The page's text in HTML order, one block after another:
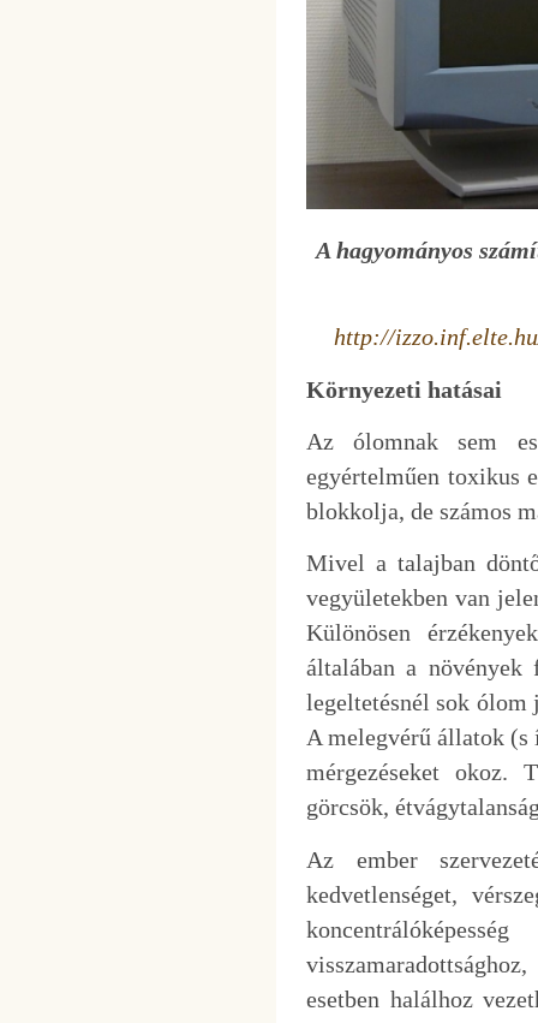
A hagyományos
http://
Környezeti hatásai
Az ólomnak sem
egyértelműen toxikus
blokkolja, de számos
Mivel a talajban
vegyületekben van
Különösen
általában a növények
legeltetésnél sok ólom
A melegvérű állatok (s
mérgezéseket okoz.
görcsök,
Az ember
kedvetlenséget,
esetben halálhoz